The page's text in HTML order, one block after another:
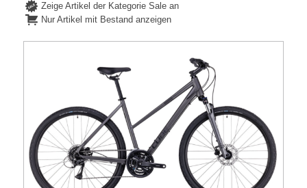
Zeige Artikel der Kategorie Sale an
Nur Artikel mit Bestand anzeigen